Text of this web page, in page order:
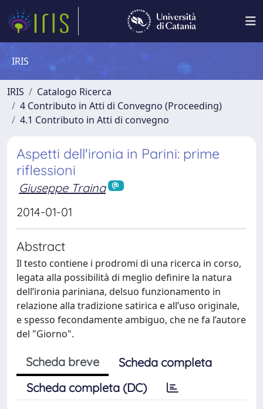
IRIS
IRIS
Catalogo Ricerca
4 Contributo in Atti di Convegno (Proceeding)
4.1 Contributo in Atti di convegno
Aspetti dell'ironia in Parini: prime
riflessioni
Giuseppe Traina
2014-01-01
Abstract
Il testo contiene i prodromi di una ricerca in corso,
legata alla possibilità di meglio definire la natura
dell’ironia pariniana, delsuo funzionamento in
relazione alla tradizione satirica e all’uso originale,
e spesso fecondamente ambiguo, che ne fa l’autore
del "Giorno".
Scheda breve
Scheda completa
Scheda completa (DC)